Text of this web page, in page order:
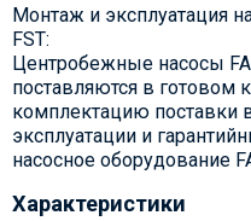
Монтаж и эксплуатация
FST:
Центробежные насосы
поставляются в готовом
комплектацию поставки
эксплуатации и
насосное оборудование
Характеристики